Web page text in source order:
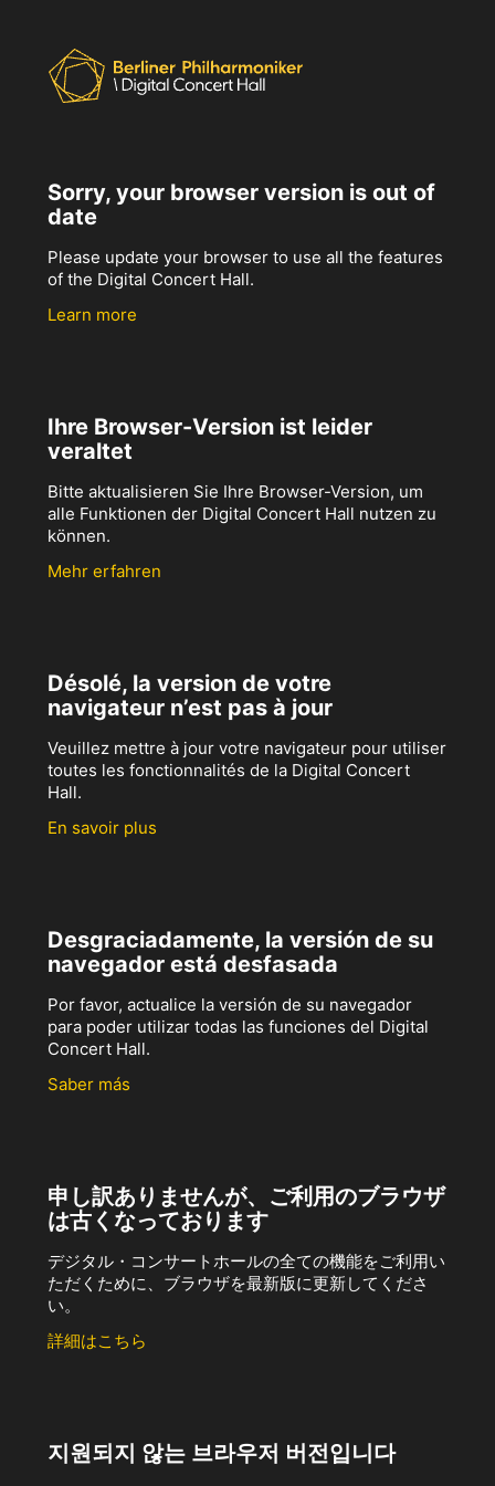
Sorry, your browser version is out of
date
Please update your browser to use all the features
of the Digital Concert Hall.
Learn more
Ihre Browser-Version ist leider
veraltet
Bitte aktualisieren Sie Ihre Browser-Version, um
alle Funktionen der Digital Concert Hall nutzen zu
können.
Mehr erfahren
Désolé, la version de votre
navigateur n’est pas à jour
Veuillez mettre à jour votre navigateur pour utiliser
toutes les fonctionnalités de la Digital Concert
Hall.
En savoir plus
Desgraciadamente, la versión de su
navegador está desfasada
Por favor, actualice la versión de su navegador
para poder utilizar todas las funciones del Digital
Concert Hall.
Saber más
申し訳ありませんが、ご利用のブラウザ
は古くなっております
デジタル・コンサートホールの全ての機能をご利用い
ただくために、ブラウザを最新版に更新してくださ
い。
詳細はこちら
지원되지 않는 브라우저 버전입니다